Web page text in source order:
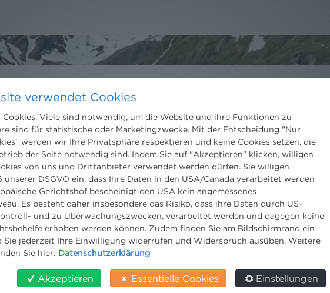
Wien
Niederhuber & Partner
Rechtsanwälte GmbH
Reisnerstraße 53, 1030 Wien
T:+43 1 513 21 24-0
F: +43 1 513 21 24-300
office@nhp.eu
Niederhuber & Partner
Rechtsanwälte GmbH
verwendet Cookies
Viele sind notwendig, um die Website und ihre Funktionen zu
sind für statistische oder Marketingzwecke. Mit der Entscheidung "Nur
werden wir Ihre Privatsphäre respektieren und keine Cookies setzen, die
der Seite notwendig sind. Indem Sie auf "Akzeptieren" klicken, willigen
von uns und Drittanbieter verwendet werden dürfen. Sie willigen
unserer DSGVO ein, dass Ihre Daten in den USA/Canada verarbeitet werden
Gerichtshof bescheinigt den USA kein angemessenes
Es besteht daher insbesondere das Risiko, dass ihre Daten durch US-
und zu Überwachungszwecken, verarbeitet werden und dagegen keine
erhoben werden können. Zudem finden Sie am Bildschirmrand ein
Sie jederzeit Ihre Einwilligung widerrufen und Widerspruch ausüben. Weitere
Sie hier: Datenschutzerklärung
Akzeptieren Essentielle Cookies Einstellungen